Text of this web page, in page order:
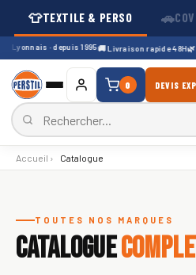
👕TEXTILE & PERSO 🚗
· depuis 1995🚚 Livraison rapide 48H🌿
0 DEVIS
Accueil › Catalogue
TOUTES NOS MARQUES
CATALOGUE